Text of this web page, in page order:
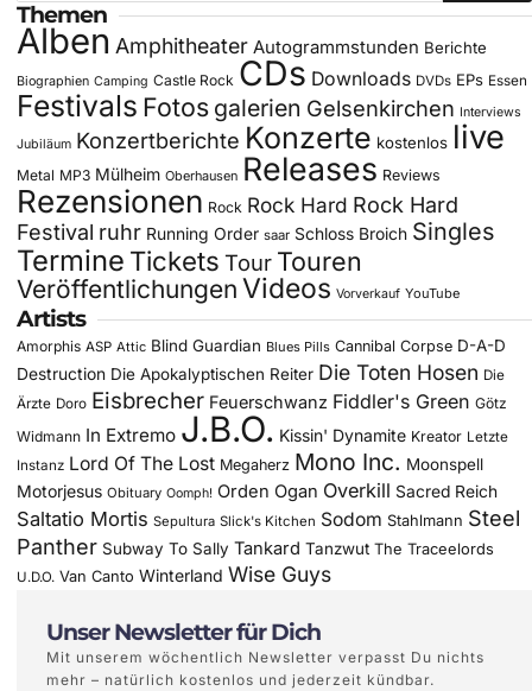
Themen
Alben Amphitheater Autogrammstunden Berichte
Biographien Camping Castle Rock CDs Downloads DVDs EPs Essen
Festivals Fotos galerien Gelsenkirchen Interviews
Jubiläum Konzertberichte Konzerte kostenlos live
Metal MP3 Mülheim Oberhausen Releases Reviews
Rezensionen Rock Rock Hard Rock Hard
Festival ruhr Running Order saar Schloss Broich Singles
Termine Tickets Tour Touren
Veröffentlichungen Videos Vorverkauf YouTube
Artists
Amorphis ASP Attic Blind Guardian Blues Pills Cannibal Corpse D-A-D
Destruction Die Apokalyptischen Reiter Die Toten Hosen Die
Ärzte Doro Eisbrecher Feuerschwanz Fiddler's Green Götz
Widmann In Extremo J.B.O. Kissin' Dynamite Kreator Letzte
Instanz Lord Of The Lost Megaherz Mono Inc. Moonspell
Motorjesus Obituary Oomph! Orden Ogan Overkill Sacred Reich
Saltatio Mortis Sepultura Slick's Kitchen Sodom Stahlmann Steel
Panther Subway To Sally Tankard Tanzwut The Traceelords
U.D.O. Van Canto Winterland Wise Guys
Unser Newsletter für Dich
Mit unserem wöchentlich Newsletter verpasst Du nichts
mehr – natürlich kostenlos und jederzeit kündbar.